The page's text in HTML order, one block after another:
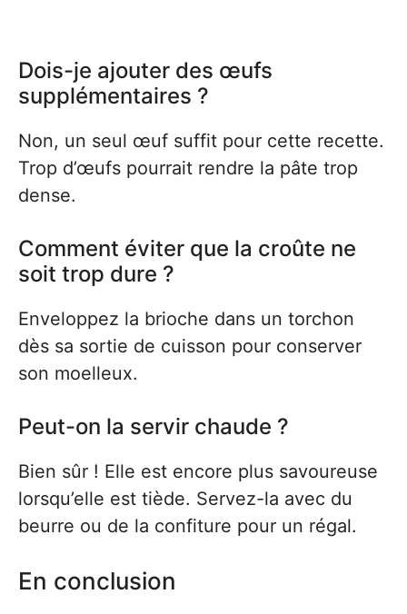
Dois-je ajouter des œufs
supplémentaires ?
Non, un seul œuf suffit pour cette recette.
Trop d’œufs pourrait rendre la pâte trop
dense.
Comment éviter que la croûte ne
soit trop dure ?
Enveloppez la brioche dans un torchon
dès sa sortie de cuisson pour conserver
son moelleux.
Peut-on la servir chaude ?
Bien sûr ! Elle est encore plus savoureuse
lorsqu’elle est tiède. Servez-la avec du
beurre ou de la confiture pour un régal.
En conclusion